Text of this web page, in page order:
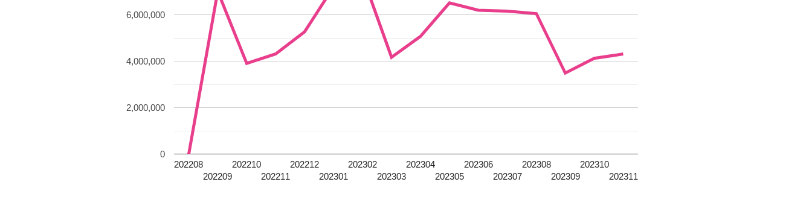
202208
202209
202210
202211
202212
202301
202302
202303
202304
202305
202306
202307
202308
202309
202310
202311
0
2,000,000
4,000,000
6,000,000